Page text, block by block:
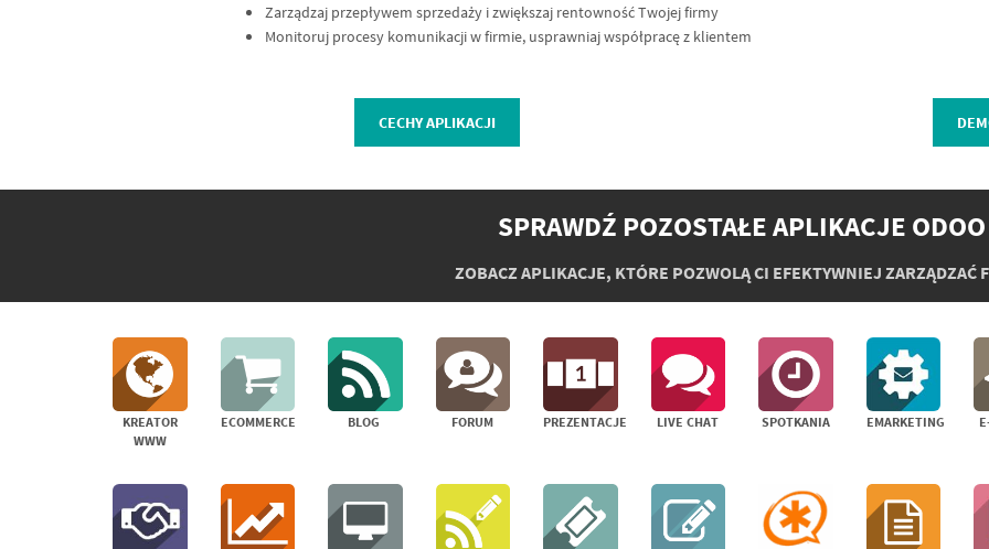
Zarządzaj przepływem sprzedaży i zwiększaj rentowność Twojej firmy
Monitoruj procesy komunikacji w firmie, usprawniaj współpracę z klientem
CECHY APLIKACJI
SPRAWDŹ POZOSTAŁE APLIKACJE ODOO
ZOBACZ APLIKACJE, KTÓRE POZWOLĄ CI EFEKTYWNIEJ ZARZĄDZAĆ
KREATOR
WWW
ECOMMERCE BLOG FORUM PREZENTACJE LIVE CHAT SPOTKANIA EMARKETING